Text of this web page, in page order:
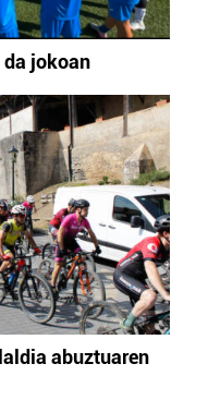
da jokoan
abuztuaren